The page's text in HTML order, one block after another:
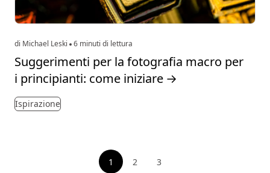
di Michael Leski 6 minuti di lettura
Suggerimenti per la fotografia macro per
i principianti: come iniziare →
Ispirazione
Impaginazione1 Vedi pagina
2 Vedi pagina
3